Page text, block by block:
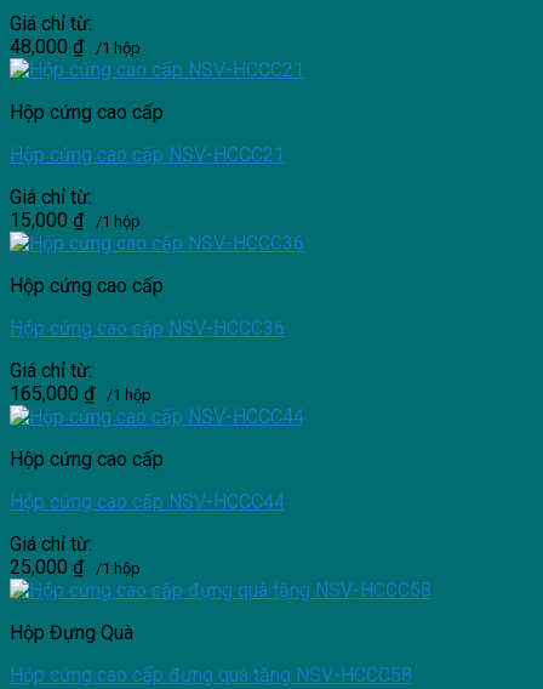
Giá chỉ từ:
48,000 ₫ /1 hộp
Hộp cứng cao cấp
Hộp cứng cao cấp NSV-HCCC21
Giá chỉ từ:
15,000 ₫ /1 hộp
Hộp cứng cao cấp
Hộp cứng cao cấp NSV-HCCC36
Giá chỉ từ:
165,000 ₫ /1 hộp
Hộp cứng cao cấp
Hộp cứng cao cấp NSV-HCCC44
Giá chỉ từ:
25,000 ₫ /1 hộp
Hộp Đựng Quà
Hộp cứng cao cấp đựng quà tặng NSV-HCCC58